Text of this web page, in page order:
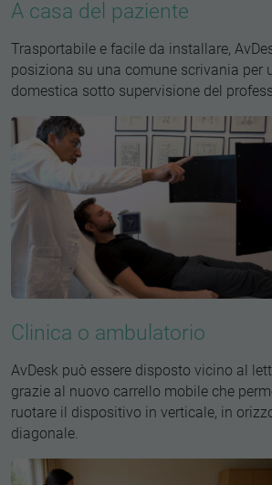
A casa del paziente
Trasportabile e facile da installare,
posiziona su una comune scrivania per
domestica sotto supervisione del
Clinica o ambulatorio
AvDesk può essere disposto vicino al
grazie al nuovo carrello mobile che
ruotare il dispositivo in verticale, in
diagonale.